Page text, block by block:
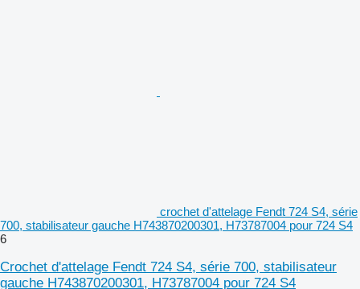
crochet d'attelage Fendt 724 S4, série
700, stabilisateur gauche H743870200301, H73787004 pour 724 S4
6
Crochet d'attelage Fendt 724 S4, série 700, stabilisateur
gauche H743870200301, H73787004 pour 724 S4